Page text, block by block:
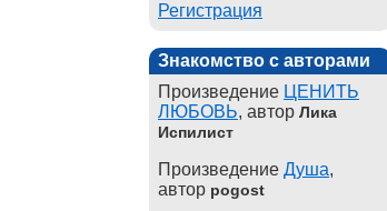
Регистрация
Знакомство с авторами
Произведение ЦЕНИТЬ
ЛЮБОВЬ, автор Лика
Испилист
Произведение Душа,
автор pogost